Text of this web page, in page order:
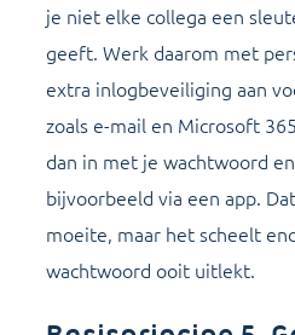
je niet elke collega een
geeft. Werk daarom met
extra inlogbeveiliging aan
zoals e-mail en Microsoft
dan in met je wachtwoord
bijvoorbeeld via een app.
moeite, maar het scheelt
wachtwoord ooit uitlekt.